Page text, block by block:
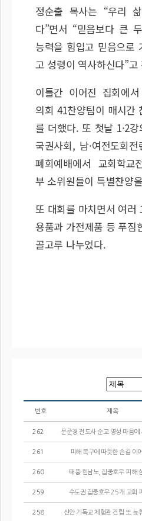
정순출 목사는 “우리
다”면서 “믿음보다 큰
능력을 힘입고 믿음으로
고 성령이 역사하신다”고
이틀간 이어진 집회에
의회 41찬양팀이 매시간
를 더했다. 또 첫날 1·2강
국권사회, 남·여전도회
폐회예배에서 교회학교
부 소위원들이 특별찬양
또 대회를 마치면서 여러
용품과 가전제품 등 푸짐
골고루 나누었다.
번호 제목
262 문준경 전도사 순교 영성 마음에
261 피해 복구에 따뜻한 손길 이
260 태풍 힌남노, 집중호우 피해
259 수도권 집중호우 25개 교회
258 신안 기독교 체험관 건립 또 늦